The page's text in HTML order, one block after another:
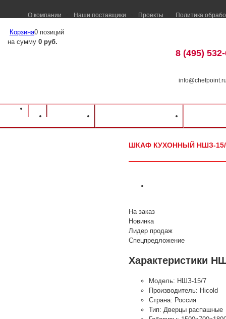
О компании Наши поставщики Проекты Политика
Корзина0 позиций
на сумму 0 руб.
8 (495)
Оборудование для ресторанов и кафе
ШКАФ КУХОННЫЙ НШЗ-15/
На заказ
Новинка
Лидер продаж
Спецпредложение
Характеристики
Модель: НШЗ-15/7
Производитель: Hicold
Страна: Россия
Тип: Дверцы распашные